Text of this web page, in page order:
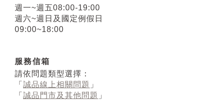
週一~週五08:00-19:00
週六~週日及國定例假日
09:00~18:00
服務信箱
請依問題類型選擇：
「 誠品線上相關問題 」
「 誠品門市及其他問題 」